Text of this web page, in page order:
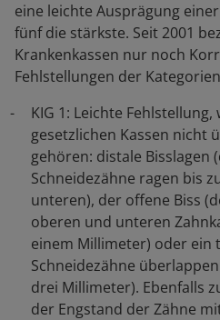
eine leichte Ausprägung
fünf die stärkste. Seit 2001
Krankenkassen nur noch
Fehlstellungen der
KIG 1: Leichte
gesetzlichen Kassen nicht
gehören: distale Bisslagen
Schneidezähne ragen bis
unteren), der offene Biss
oberen und unteren
einem Millimeter) oder ein
Schneidezähne
drei Millimeter). Ebenfalls
der Engstand der Zähne